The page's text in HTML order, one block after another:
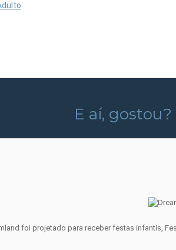
E aí, gostou?
foi projetado para receber festas infantis,